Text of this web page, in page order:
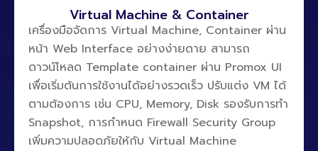
Virtual Machine & Container
เครื่องมือจัดการ Virtual Machine, Container ผ่าน
หน้า Web Interface อย่างง่ายดาย สามารถ
ดาวน์โหลด Template container ผ่าน Promox UI
เพื่อเริ่มต้นการใช้งานได้อย่างรวดเร็ว ปรับแต่ง VM ได้
ตามต้องการ เช่น CPU, Memory, Disk รองรับการทำ
Snapshot, การกำหนด Firewall Security Group
เพิ่มความปลอดภัยให้กับ Virtual Machine